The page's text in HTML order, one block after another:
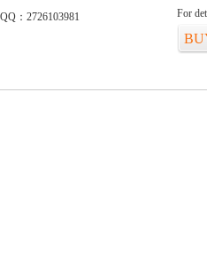
QQ：2726103981
For